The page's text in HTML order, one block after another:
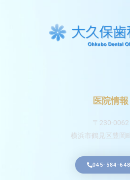
医院情報
〒230-0062
横浜市鶴見区豊岡
045-584-